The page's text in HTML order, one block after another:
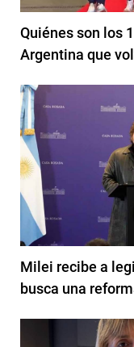
Quiénes son los
Argentina que
Milei recibe a
busca una